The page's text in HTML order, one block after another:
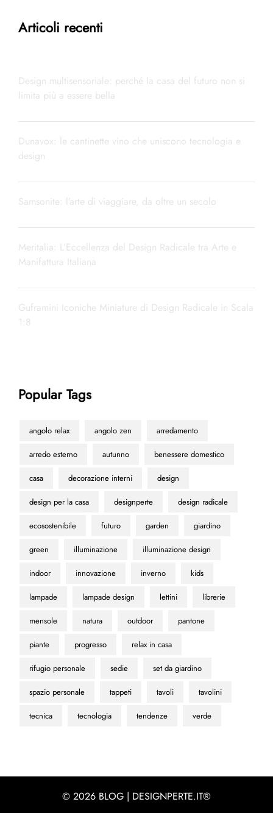
Articoli recenti
Design multisensoriale: perché la casa del futuro non si
limita più a essere bella
Dunavox: le cantinette vino che uniscono tecnologia e
design
Samsonite: l’arte di viaggiare, da oltre un secolo
Meritalia: L’Eccellenza del Design Radicale tra Arte e
Manifattura Italiana
Guframini Iconiche Miniature di Design Radicale in Scala
1:8
Popular Tags
angolo relax angolo zen arredamento
arredo esterno autunno benessere domestico
casa decorazione interni design
design per la casa designperte design radicale
ecosostenibile futuro garden giardino
green illuminazione illuminazione design
indoor innovazione inverno kids
lampade lampade design lettini librerie
mensole natura outdoor pantone
piante progresso relax in casa
rifugio personale sedie set da giardino
spazio personale tappeti tavoli tavolini
tecnica tecnologia tendenze verde
© 2026 BLOG | DESIGNPERTE.IT®